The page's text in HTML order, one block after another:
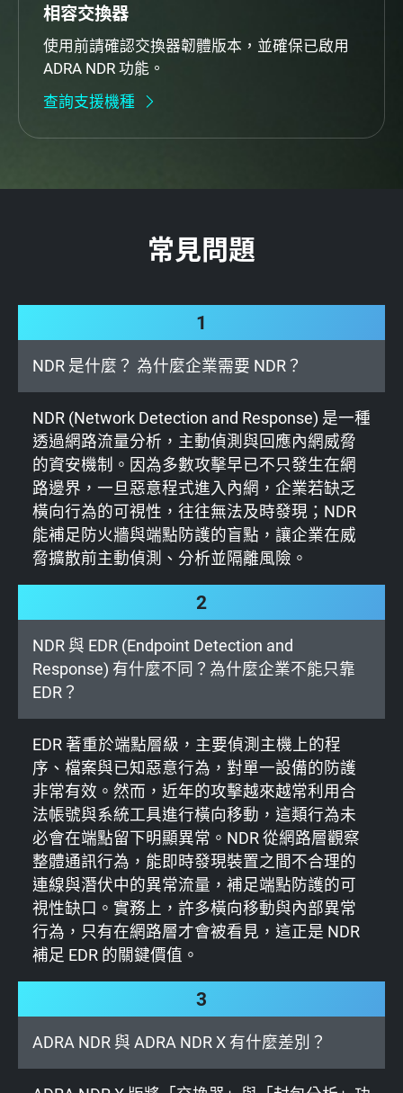
相容交換器
使用前請確認交換器韌體版本，並確保已啟用
ADRA NDR 功能。
查詢支援機種
常見問題
1
NDR 是什麼？ 為什麼企業需要 NDR？
NDR (Network Detection and Response) 是一種
透過網路流量分析，主動偵測與回應內網威脅
的資安機制。因為多數攻擊早已不只發生在網
路邊界，一旦惡意程式進入內網，企業若缺乏
橫向行為的可視性，往往無法及時發現；NDR
能補足防火牆與端點防護的盲點，讓企業在威
脅擴散前主動偵測、分析並隔離風險。
2
NDR 與 EDR (Endpoint Detection and
Response) 有什麼不同？為什麼企業不能只靠
EDR？
EDR 著重於端點層級，主要偵測主機上的程
序、檔案與已知惡意行為，對單一設備的防護
非常有效。然而，近年的攻擊越來越常利用合
法帳號與系統工具進行橫向移動，這類行為未
必會在端點留下明顯異常。NDR 從網路層觀察
整體通訊行為，能即時發現裝置之間不合理的
連線與潛伏中的異常流量，補足端點防護的可
視性缺口。實務上，許多橫向移動與內部異常
行為，只有在網路層才會被看見，這正是 NDR
補足 EDR 的關鍵價值。
3
ADRA NDR 與 ADRA NDR X 有什麼差別？